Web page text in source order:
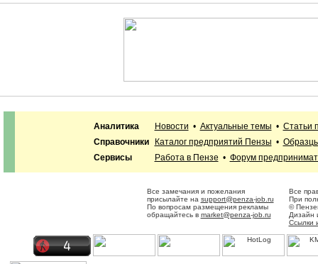
Аналитика Новости • Актуальные темы • Статьи
Справочники
Каталог предприятий Пензы •
Сервисы
Работа в Пензе • Форум
Все замечания и пожелания
присылайте на support@penza-job.ru
По вопросам размещения рекламы
обращайтесь в market@penza-job.ru
Все
При
©
Дизайн
Ссылки